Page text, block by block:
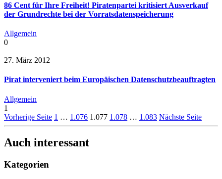
86 Cent für Ihre Freiheit! Piratenpartei kritisiert Ausverkauf
der Grundrechte bei der Vorratsdatenspeicherung
Allgemein
0
27. März 2012
Pirat interveniert beim Europäischen Datenschutzbeauftragten
Allgemein
1
Vorherige Seite 1 … 1.076 1.077 1.078 … 1.083 Nächste Seite
Auch interessant
Kategorien